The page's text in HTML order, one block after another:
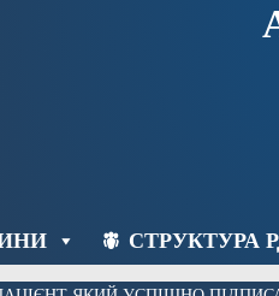
СТРУКТУРА